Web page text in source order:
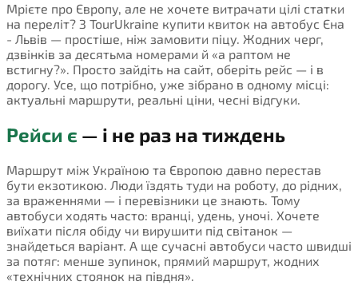
Мрієте про Європу, але не хочете витрачати цілі статки
на переліт? З TourUkraine купити квиток на автобус Єна
- Львів — простіше, ніж замовити піцу. Жодних черг,
дзвінків за десятьма номерами й «а раптом не
встигну?». Просто зайдіть на сайт, оберіть рейс — і в
дорогу. Усе, що потрібно, уже зібрано в одному місці:
актуальні маршрути, реальні ціни, чесні відгуки.
Рейси є — і не раз на тиждень
Маршрут між Україною та Європою давно перестав
бути екзотикою. Люди їздять туди на роботу, до рідних,
за враженнями — і перевізники це знають. Тому
автобуси ходять часто: вранці, удень, уночі. Хочете
виїхати після обіду чи вирушити під світанок —
знайдеться варіант. А ще сучасні автобуси часто швидші
за потяг: менше зупинок, прямий маршрут, жодних
«технічних стоянок на півдня».